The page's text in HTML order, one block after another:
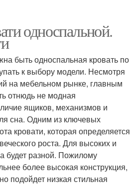
односпальной.
быть односпальная кровать по
к выбору модели. Несмотря
на мебельном рынке, главным
отнюдь не модная
ящиков, механизмов и
сна. Одним из ключевых
кровати, которая определяется
роста. Для высоких и
будет разной. Пожилому
более высокая конструкция,
подойдет низкая стильная